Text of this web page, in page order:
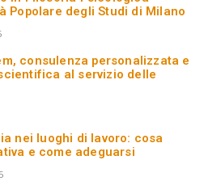
Popolare degli Studi di Milano
consulenza personalizzata e
al servizio delle
nei luoghi di lavoro: cosa
e come adeguarsi